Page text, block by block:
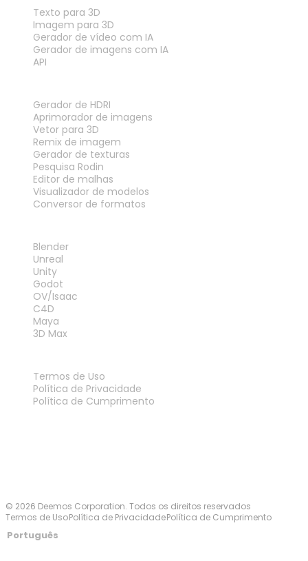
Texto para 3D
Imagem para 3D
Gerador de vídeo com IA
Gerador de imagens com IA
API
Gerador de HDRI
Aprimorador de imagens
Vetor para 3D
Remix de imagem
Gerador de texturas
Pesquisa Rodin
Editor de malhas
Visualizador de modelos
Conversor de formatos
Blender
Unreal
Unity
Godot
OV/Isaac
C4D
Maya
3D Max
Termos de Uso
Política de Privacidade
Política de Cumprimento
© 2026 Deemos Corporation. Todos os direitos reservados
Termos de UsoPolítica de PrivacidadePolítica de Cumprimento
Português